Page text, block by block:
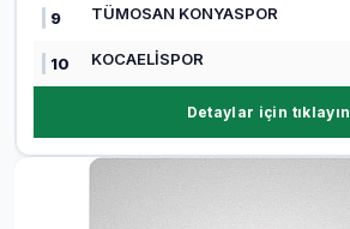
9 TÜMOSAN KONYASPOR
10 KOCAELİSPOR
Detaylar için tıklayın